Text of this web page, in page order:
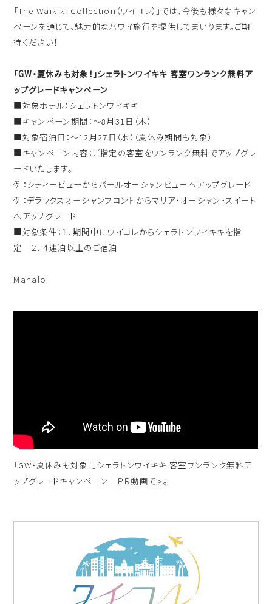
「The Waikiki Collection（ワイコレ）」では、今後も様々なキャン
ペーンを通じて、魅力的なハワイ旅行を提供してまいります。ご期
待ください！
「GW・夏休みも対象！」シェラトンワイキキ 客室ワンランク無料ア
ップグレードキャンペーン
■対象ホテル：シェラトンワイキキ
■キャンペーン期間：～8月31日（木）
■対象宿泊日：～12月27日（水）（夏休み期間も対象）
■キャンペーン内容：ご指定の客室をワンランク無料でアップグレ
ードいたします。
例：シティービューからパールオーシャンビューへアップグレード
例：デラックスオーシャンフロントからマリア・オーシャン・スイート
へアップグレード
■対象条件：１．期間中にワイコレからシェラトンワイキキを指
定 ２．４連泊以上のご宿泊
Mahalo!
「GW・夏休みも対象！」シェラトンワイキキ 客室ワンランク無料ア
ップグレードキャンペーン ＰＲ動画です。
ハワイ旅行～ご出発からご帰国までの流れ～
CLOSE
宿泊予約のみのお客様
シェラトン・ワイキキ・ビーチリゾート
ロイヤルハワイアン ラグジュアリーコレクションリゾート
モアナサーフライダー ウェスティンリゾート&スパ
シェラトン プリンセス・カイウラニ
シェラトン・マウイ・リゾート&スパ
ご予約内容の確認・キャンセル
CLOSE